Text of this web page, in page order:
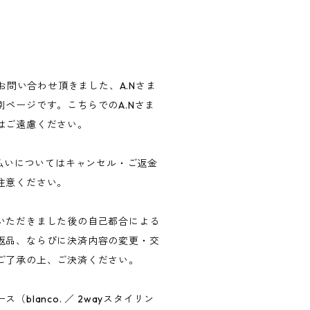
い合わせ頂きました、A.Nさま
ージです。こちらでのA.Nさま
遠慮ください。
についてはキャンセル・ご返金
ください。
だきました後の自己都合による
品、ならびに決済内容の変更・交
承の上、ご決済ください。
ス（blanco. ／ 2wayスタイリン